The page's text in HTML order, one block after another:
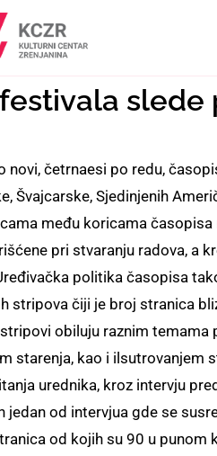
slede
novi, četrnaesi po redu,
Švajcarske, Sjedinjenih
među koricama
pri stvaranju radova, a
politika časopisa
stripova čiji je broj stranica
obiluju raznim
starenja, kao i ilsutrovanjem
urednika, kroz intervju
jedan od intervjua gde se
od kojih su 90 u punom